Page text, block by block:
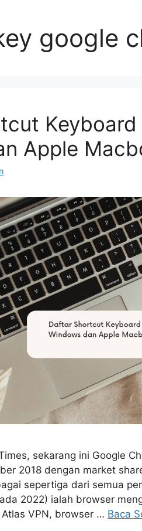
google
Apple
sekarang ini Google
2018 dengan market
sepertiga dari semua
2022) ialah browser
VPN, browser … Baca